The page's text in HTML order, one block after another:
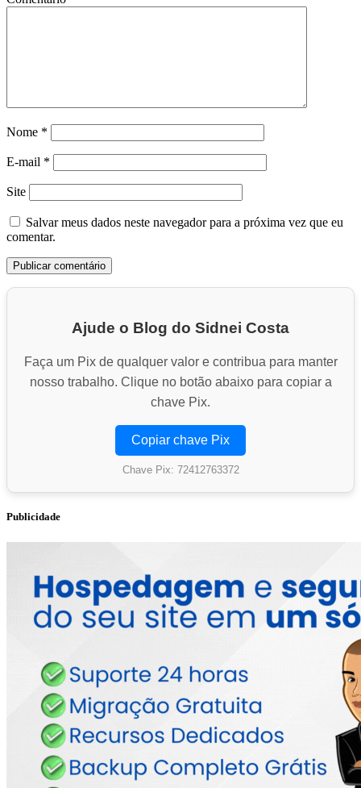
Nome *
E-mail *
Site
Salvar meus dados neste navegador para a próxima vez que eu
comentar.
Ajude o Blog do Sidnei Costa
Faça um Pix de qualquer valor e contribua para manter
nosso trabalho. Clique no botão abaixo para copiar a
chave Pix.
Copiar chave Pix
Chave Pix: 72412763372
Publicidade